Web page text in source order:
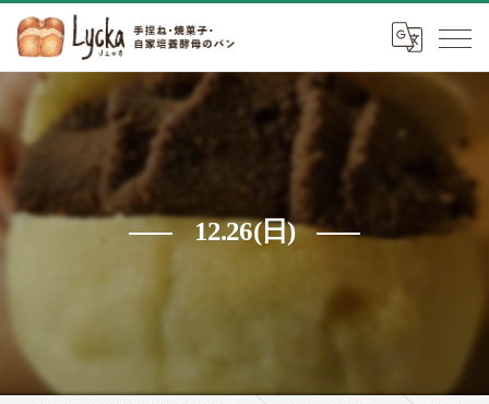
12.26(日)